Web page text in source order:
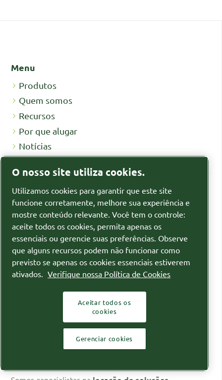
Menu
Produtos
Quem somos
Recursos
Por que alugar
Notícias
Relatório de Transparência de Igualdade
Salarial
Fale conosco
Indústrias, Itu - SP CEP 13.309-710
O nosso site utiliza cookies.
Utilizamos cookies para garantir que este site
funcione corretamente, melhore sua experiência e
mostre conteúdo relevante. Você tem o controle:
aceite todos os cookies, permita apenas os
essenciais ou gerencie suas preferências. Observe
que alguns recursos podem não funcionar como
previsto se apenas os cookies essenciais estiverem
ativados. Verifique nossa Política de Cookies
Aceitar todos os
cookies
Gerenciar cookies